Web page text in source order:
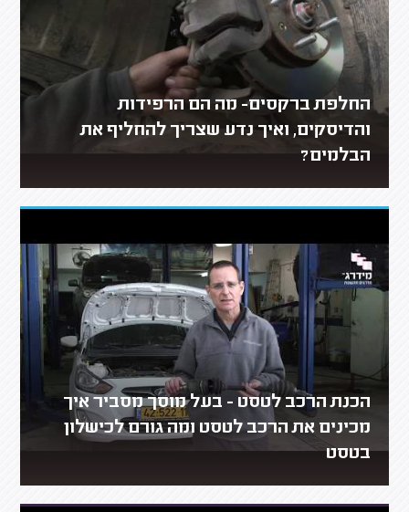
החלפת ברקסים- מה הם הרפידות
והדיסקים, ואיך נדע שצריך להחליף את
הבלמים?
הכנת הרכב לטסט - בעל מוסך מסביר איך
מכינים את הרכב לטסט ומה גורם לכישלון
בטסט